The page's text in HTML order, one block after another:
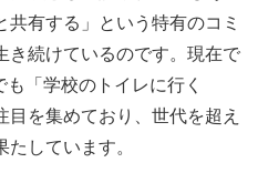
共有する」という特有のコミ
き続けているのです。現在で
「学校のトイレに行く
を集めており、世代を超え
しています。